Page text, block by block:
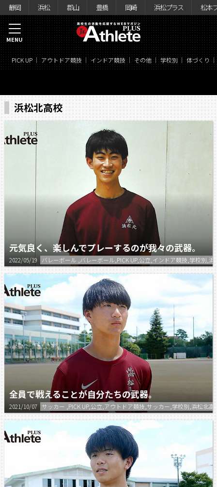
静岡 浜松 郡山 豊橋 岡崎 浜松プラス 松本
PICK UP アウトドア競技 インドア競技 その他 学校別 体づくり
MENU
浜松北高校
元気良く、楽しんでプレーするのが我々の武器。
2022/05/19 バレーボール ,バレーボール,PICK UP,公立,インドア競技,学校別,浜
全員で戦えることが自分たちの武器。
2021/10/07 サッカー ,PICK UP,公立,アウトドア競技,サッカー,学校別,浜松北高